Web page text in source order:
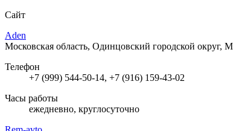
Сайт
Aden
Московская область, Одинцовский городской округ,
Телефон
+7 (999) 544-50-14, +7 (916) 159-43-02
Часы работы
ежедневно, круглосуточно